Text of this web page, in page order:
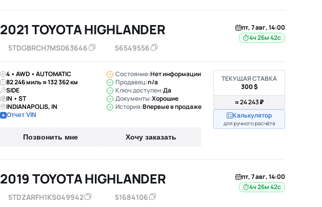
2021 TOYOTA HIGHLANDER
5TDGBRCH7MS063646 56549556
пт, 7 авг, 14:00
4ч 26м 41с
4 • AWD • AUTOMATIC
82 246 миль ≈ 132 362 км
SIDE
IN • ST
INDIANAPOLIS, IN
Отчет VIN
Состояние:Нет информации
Продавец:n/a
Ключ доступен:Да
Документы:Хорошие
История:Впервые в продаже
Позвонить мне Хочу заказать
ТЕКУЩАЯ СТАВКА
300 $
≈ 24 243 ₽
Калькулятор
для ручного расчёта
2019 TOYOTA HIGHLANDER
5TDZARFH1KS049942 51684106
пт, 7 авг, 14:00
4ч 26м 41с